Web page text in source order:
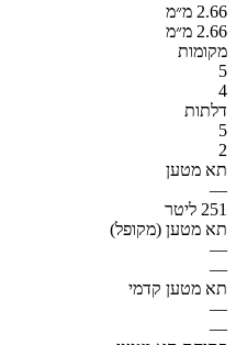
2.66 מ״מ
2.66 מ״מ
מקומות
5
4
דלתות
5
2
תא מטען
—
251 ליטר
תא מטען (מקופל)
—
—
תא מטען קדמי
—
—